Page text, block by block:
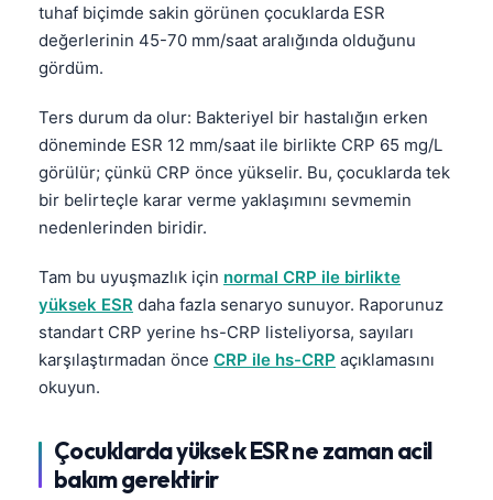
tuhaf biçimde sakin görünen çocuklarda ESR
değerlerinin 45-70 mm/saat aralığında olduğunu
gördüm.
Ters durum da olur: Bakteriyel bir hastalığın erken
döneminde ESR 12 mm/saat ile birlikte CRP 65 mg/L
görülür; çünkü CRP önce yükselir. Bu, çocuklarda tek
bir belirteçle karar verme yaklaşımını sevmemin
nedenlerinden biridir.
Tam bu uyuşmazlık için normal CRP ile birlikte
yüksek ESR daha fazla senaryo sunuyor. Raporunuz
standart CRP yerine hs-CRP listeliyorsa, sayıları
karşılaştırmadan önce CRP ile hs-CRP açıklamasını
okuyun.
Çocuklarda yüksek ESR ne zaman acil
bakım gerektirir
Íslenska
Српски језик
Bosanski
Azərbaycan dili
Eesti
日本語
Čeština
ქართული
Русский
Lietuvių kalba
한국어
Slovenščina